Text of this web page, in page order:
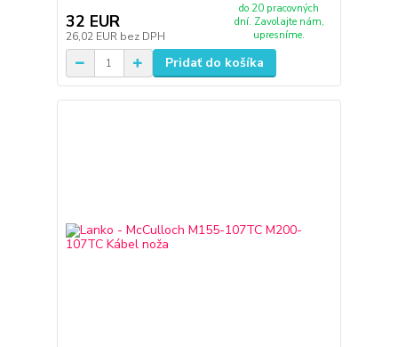
32 EUR
26,02 EUR bez DPH
do 20 pracovných
dní. Zavolajte nám,
upresníme.
Pridať do košíka